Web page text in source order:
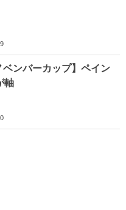
ベンバーカップ】ペイン
軸